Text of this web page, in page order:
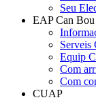
Seu
EAP Can Bou
Serveis
Equip
Com
Com
CUAP